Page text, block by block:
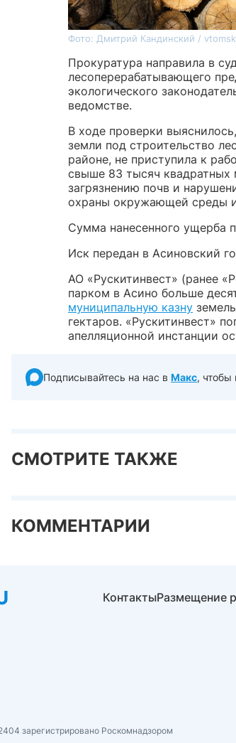
Фото: Дмитрий Кандинский /
Прокуратура направила в
лесоперерабатывающего
экологического
ведомстве.
В ходе проверки
земли под строительство
районе, не приступила к
свыше 83 тысяч квадратных
загрязнению почв и
охраны окружающей среды
Сумма нанесенного ущерба
Иск передан в Асиновский
АО «Рускитинвест» (ранее
парком в Асино больше
муниципальную казну
гектаров. «Рускитинвест»
апелляционной инстанции
Подписывайтесь на нас в Макс, чтобы
СМОТРИТЕ ТАКЖЕ
КОММЕНТАРИИ
КонтактыРазмещение
зарегистрировано Роскомнадзором